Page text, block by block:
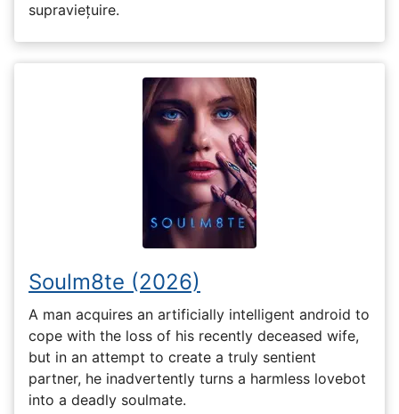
supraviețuire.
Soulm8te (2026)
A man acquires an artificially intelligent android to
cope with the loss of his recently deceased wife,
but in an attempt to create a truly sentient
partner, he inadvertently turns a harmless lovebot
into a deadly soulmate.